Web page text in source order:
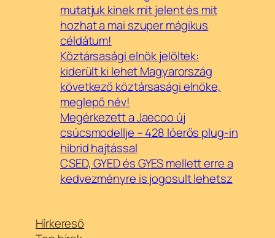
mutatjuk kinek mit jelent és mit
hozhat a mai szuper mágikus
céldátum!
Köztársasági elnök jelöltek:
kiderült ki lehet Magyarország
következő köztársasági elnöke,
meglepő név!
Megérkezett a Jaecoo új
csúcsmodellje – 428 lóerős plug-in
hibrid hajtással
CSED, GYED és GYES mellett erre a
kedvezményre is jogosult lehetsz
Hírkereső